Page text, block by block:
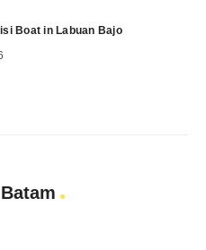
Boat in Labuan Bajo